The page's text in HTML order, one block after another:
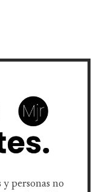
y personas no